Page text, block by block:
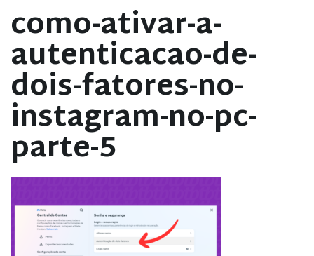
como-ativar-a-
autenticacao-de-
dois-fatores-no-
instagram-no-pc-
parte-5